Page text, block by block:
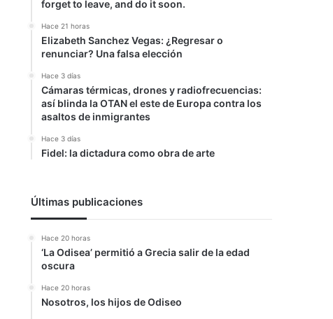
forget to leave, and do it soon.
Hace 21 horas
Elizabeth Sanchez Vegas: ¿Regresar o
renunciar? Una falsa elección
Hace 3 días
Cámaras térmicas, drones y radiofrecuencias:
así blinda la OTAN el este de Europa contra los
asaltos de inmigrantes
Hace 3 días
Fidel: la dictadura como obra de arte
Últimas publicaciones
Hace 20 horas
‘La Odisea’ permitió a Grecia salir de la edad
oscura
Hace 20 horas
Nosotros, los hijos de Odiseo